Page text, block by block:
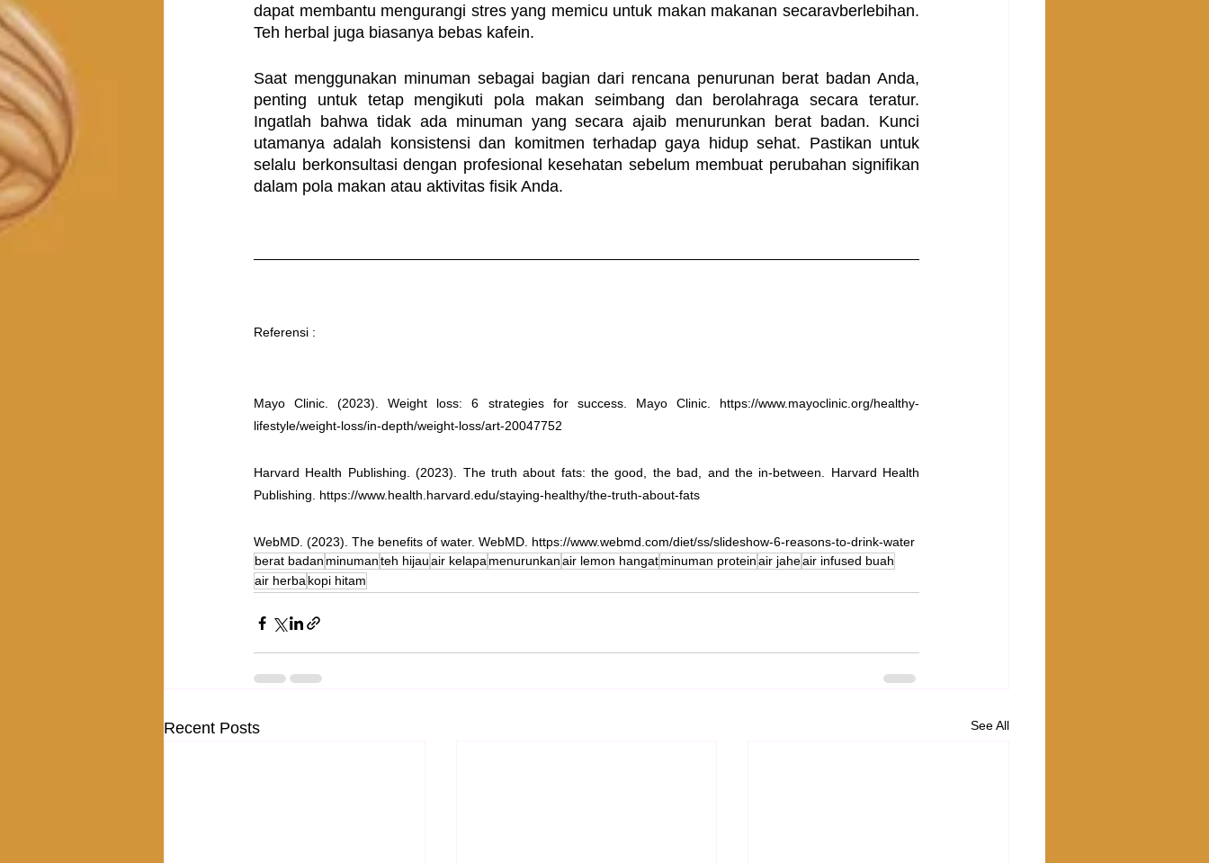
dapat membantu mengurangi stres yang memicu untuk makan makanan secaravberlebihan.
Teh herbal juga biasanya bebas kafein.
Saat menggunakan minuman sebagai bagian dari rencana penurunan berat badan Anda,
penting untuk tetap mengikuti pola makan seimbang dan berolahraga secara teratur.
Ingatlah bahwa tidak ada minuman yang secara ajaib menurunkan berat badan. Kunci
utamanya adalah konsistensi dan komitmen terhadap gaya hidup sehat. Pastikan untuk
selalu berkonsultasi dengan profesional kesehatan sebelum membuat perubahan signifikan
dalam pola makan atau aktivitas fisik Anda.
Referensi :
Mayo Clinic. (2023). Weight loss: 6 strategies for success. Mayo Clinic. https://www.mayoclinic.org/healthy-
lifestyle/weight-loss/in-depth/weight-loss/art-20047752
Harvard Health Publishing. (2023). The truth about fats: the good, the bad, and the in-between. Harvard Health
Publishing. https://www.health.harvard.edu/staying-healthy/the-truth-about-fats
WebMD. (2023). The benefits of water. WebMD. https://www.webmd.com/diet/ss/slideshow-6-reasons-to-drink-water
berat badan minumanteh hijauair kelapa menurunkanair lemon hangatminuman proteinair jaheair infused buah
air herba kopi hitam
Recent Posts See All